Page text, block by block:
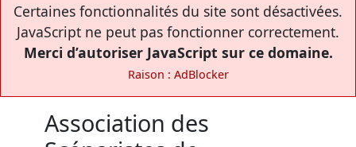
Certaines fonctionnalités du site sont désactivées.
JavaScript ne peut pas fonctionner correctement.
Merci d’autoriser JavaScript sur ce domaine.
Raison : AdBlocker
Association des